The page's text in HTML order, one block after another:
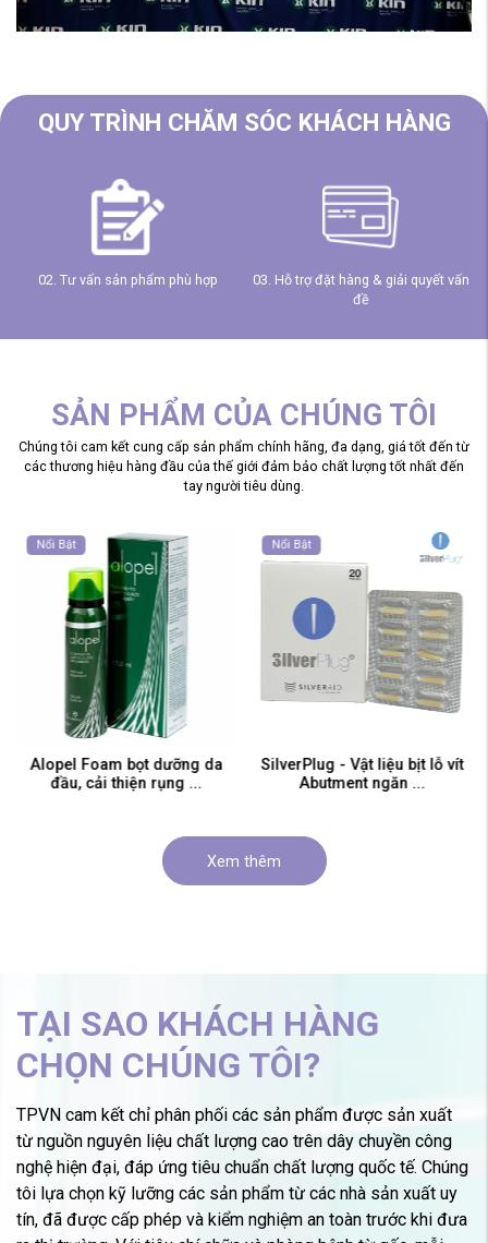
QUY TRÌNH CHĂM SÓC KHÁCH HÀNG
02. Tư vấn sản phẩm phù hợp
03. Hỗ trợ đặt hàng & giải quyết vấn
đề
SẢN PHẨM CỦA CHÚNG TÔI
Chúng tôi cam kết cung cấp sản phẩm chính hãng, đa dạng, giá tốt đến từ
các thương hiệu hàng đầu của thế giới đảm bảo chất lượng tốt nhất đến
tay người tiêu dùng.
Nổi Bật
Alopel Foam bọt dưỡng da
đầu, cải thiện rụng ...
Nổi Bật
SilverPlug - Vật liệu bịt lỗ vít
Abutment ngăn ...
Xem thêm
TẠI SAO KHÁCH HÀNG
CHỌN CHÚNG TÔI?
TPVN cam kết chỉ phân phối các sản phẩm được sản xuất
từ nguồn nguyên liệu chất lượng cao trên dây chuyền công
nghệ hiện đại, đáp ứng tiêu chuẩn chất lượng quốc tế. Chúng
tôi lựa chọn kỹ lưỡng các sản phẩm từ các nhà sản xuất uy
tín, đã được cấp phép và kiểm nghiệm an toàn trước khi đưa